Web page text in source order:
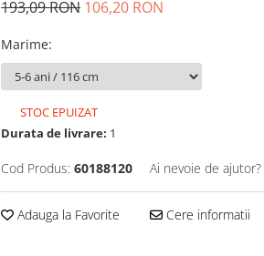
193,09 RON 106,20 RON
Marime:
STOC EPUIZAT
Durata de livrare: 1
Cod Produs: 60188120 Ai nevoie de ajutor?
Adauga la Favorite Cere informatii